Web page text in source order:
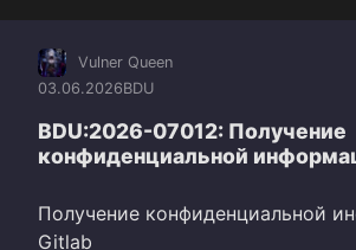
Vulner Queen
03.06.2026BDU
BDU:2026-07012: Получение
конфиденциальной
Получение конфиденциальной
Gitlab